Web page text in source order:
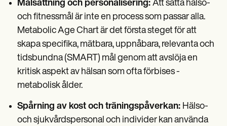
Målsättning och personalisering: Att sätta hälso-
och fitnessmål är inte en process som passar alla.
Metabolic Age Chart är det första steget för att
skapa specifika, mätbara, uppnåbara, relevanta och
tidsbundna (SMART) mål genom att avslöja en
kritisk aspekt av hälsan som ofta förbises -
metabolisk ålder.
Spårning av kost och träningspåverkan: Hälso-
och sjukvårdspersonal och individer kan använda